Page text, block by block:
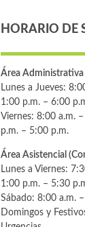
HORARIO DE
Área Administrativa
Lunes a Jueves:
1:00 p.m. – 6:00
Viernes: 8:00 a.m.
p.m. – 5:00 p.m.
Área Asistencial
Lunes a Viernes:
1:00 p.m. – 5:30
Sábado: 8:00 a.m.
Domingos y